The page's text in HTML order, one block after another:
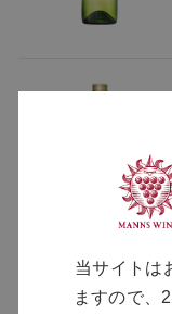
当サイトは
ますので、